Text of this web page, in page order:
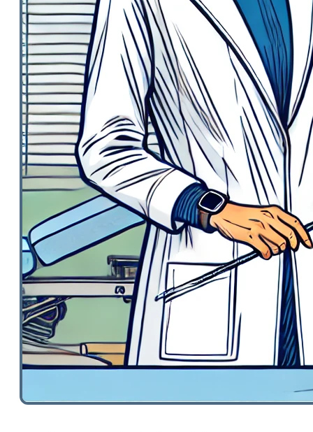
Pflegefachperson Schweiz: Anerkennung &
Gehalt
Die gefragtesten Gesundheitsberufe in der
Schweiz im Jahr 2026